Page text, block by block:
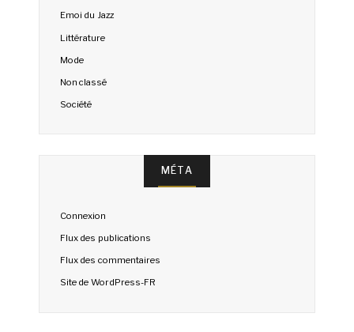
Emoi du Jazz
Littérature
Mode
Non classé
Société
MÉTA
Connexion
Flux des publications
Flux des commentaires
Site de WordPress-FR